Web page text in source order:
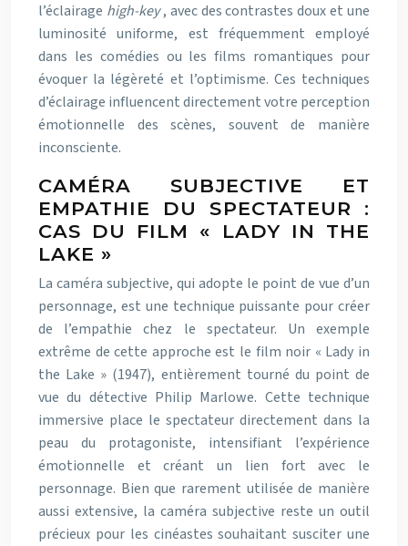
l’éclairage high-key, avec des contrastes doux et une
luminosité uniforme, est fréquemment employé
dans les comédies ou les films romantiques pour
évoquer la légèreté et l’optimisme. Ces techniques
d’éclairage influencent directement votre perception
émotionnelle des scènes, souvent de manière
inconsciente.
CAMÉRA SUBJECTIVE ET
EMPATHIE DU SPECTATEUR :
CAS DU FILM « LADY IN THE
LAKE »
La caméra subjective, qui adopte le point de vue d’un
personnage, est une technique puissante pour créer
de l’empathie chez le spectateur. Un exemple
extrême de cette approche est le film noir « Lady in
the Lake » (1947), entièrement tourné du point de
vue du détective Philip Marlowe. Cette technique
immersive place le spectateur directement dans la
peau du protagoniste, intensifiant l’expérience
émotionnelle et créant un lien fort avec le
personnage. Bien que rarement utilisée de manière
aussi extensive, la caméra subjective reste un outil
précieux pour les cinéastes souhaitant susciter une